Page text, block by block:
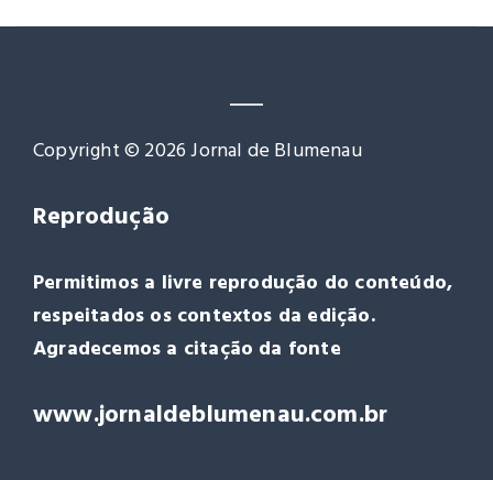
Copyright © 2026 Jornal de Blumenau
Reprodução
Permitimos a livre reprodução do conteúdo,
respeitados os contextos da edição.
Agradecemos a citação da fonte
www.jornaldeblumenau.com.br